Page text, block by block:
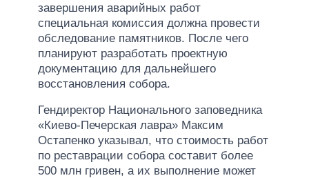
завершения аварийных работ
специальная комиссия должна провести
обследование памятников. После чего
планируют разработать проектную
документацию для дальнейшего
восстановления собора.
Гендиректор Национального заповедника
«Киево-Печерская лавра» Максим
Остапенко указывал, что стоимость работ
по реставрации собора составит более
500 млн гривен, а их выполнение может